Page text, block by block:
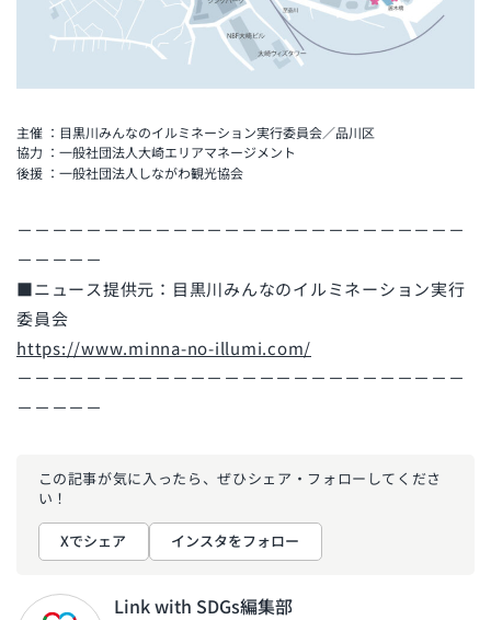
主催 ：目黒川みんなのイルミネーション実行委員会／品川区
協力 ：一般社団法人大崎エリアマネージメント
後援 ：一般社団法人しながわ観光協会
－－－－－－－－－－－－－－－－－－－－－－－－－－
－－－－－
■ニュース提供元：目黒川みんなのイルミネーション実行
委員会
https://www.minna-no-illumi.com/
－－－－－－－－－－－－－－－－－－－－－－－－－－
－－－－－
この記事が気に入ったら、ぜひシェア・フォローしてくださ
い！
Xでシェア インスタをフォロー
Link with SDGs編集部